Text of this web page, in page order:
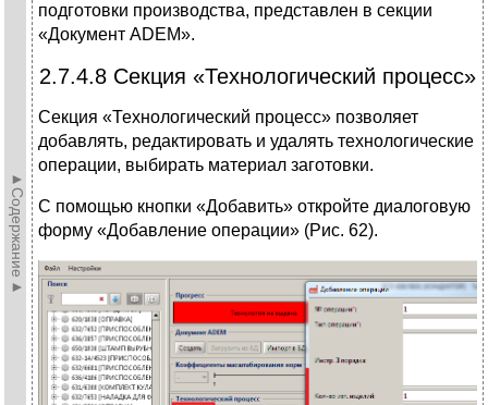
►Содержание►
подготовки производства, представлен в секции
«Документ ADEM».
2.7.4.8 Секция «Технологический процесс»
Секция «Технологический процесс» позволяет
добавлять, редактировать и удалять технологические
операции, выбирать материал заготовки.
С помощью кнопки «Добавить» откройте диалоговую
форму «Добавление операции» (Рис. 62).